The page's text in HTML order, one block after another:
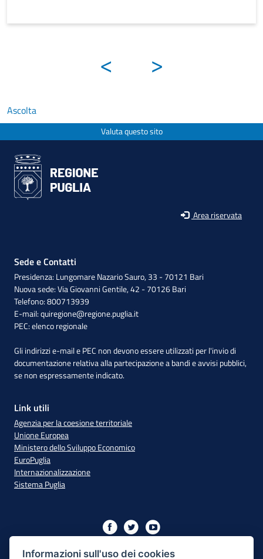
< >
Ascolta
Valuta questo sito
Area riservata
Sede e Contatti
Presidenza: Lungomare Nazario Sauro, 33 - 70121 Bari
Nuova sede: Via Giovanni Gentile, 42 - 70126 Bari
Telefono: 800713939
E-mail:quiregione@regione.puglia.it
PEC:elenco regionale
Gli indirizzi e-mail e PEC non devono essere utilizzati per l'invio di
documentazione relativa alla partecipazione a bandi e avvisi pubblici,
se non espressamente indicato.
Link utili
Agenzia per la coesione territoriale
Unione Europea
Ministero dello Sviluppo Economico
EuroPuglia
Internazionalizzazione
Sistema Puglia
XIII
Informazioni sull'uso dei cookies